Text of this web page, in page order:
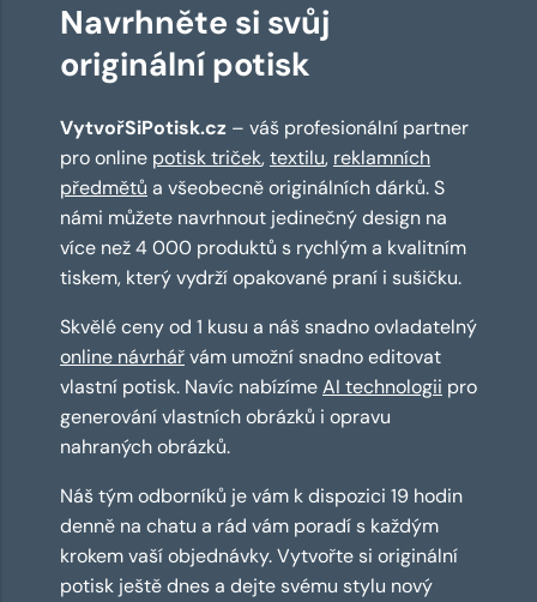
Navrhněte si svůj
originální potisk
VytvořSiPotisk.cz – váš profesionální partner
pro online potisk triček,textilu, reklamních
předmětů a všeobecně originálních dárků. S
námi můžete navrhnout jedinečný design na
více než 4 000 produktů s rychlým a kvalitním
tiskem, který vydrží opakované praní i sušičku.
Skvělé ceny od 1 kusu a náš snadno ovladatelný
online návrhářvám umožní snadno editovat
vlastní potisk. Navíc nabízímeAI technologii pro
generování vlastních obrázků i opravu
nahraných obrázků.
Náš tým odborníků je vám k dispozici 19 hodin
denně na chatu a rád vám poradí s každým
krokem vaší objednávky. Vytvořte si originální
potisk ještě dnes a dejte svému stylu nový